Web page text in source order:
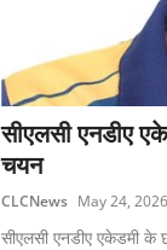
सीएलसी एनडीए
चयन
CLCNews May 24, 2026
सीएलसी एनडीए एकेडमी के